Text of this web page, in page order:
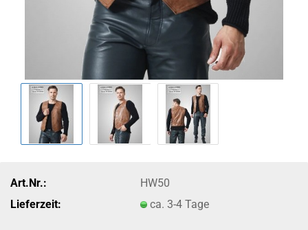
Art.Nr.:
HW50
Lieferzeit:
ca. 3-4 Tage